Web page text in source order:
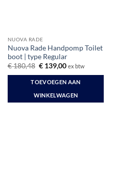
NUOVA RADE
Nuova Rade Handpomp Toilet
boot | type Regular
€180,48 Oorspronkelijke
was:
€ 180,48.
€139,00Huidige
is:
€ 139,00.
ex btw
TOEVOEGEN AAN
WINKELWAGEN